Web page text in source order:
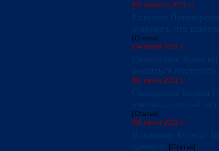
[09 августа 2011 г.]
[Статья]
[14 июля 2011 г.]
[08 июля 2011 г.]
[Статья]
[06 июля 2011 г.]
[Статья]